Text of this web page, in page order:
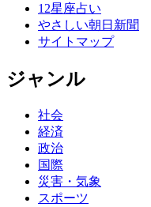
12星座占い
やさしい朝日新聞
サイトマップ
ジャンル
社会
経済
政治
国際
災害・気象
スポーツ